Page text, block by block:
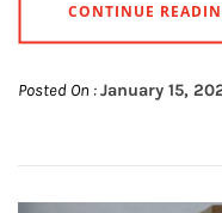
CONTINUE
Posted On :January 15,